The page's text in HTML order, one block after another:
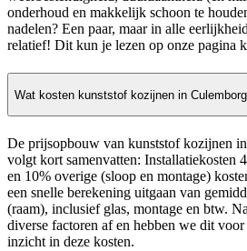
onderhoud en makkelijk schoon te
nadelen? Een paar, maar in alle
relatief! Dit kun je lezen op onze pagina
Wat kosten kunststof kozijnen in
De prijsopbouw van kunststof kozijnen
volgt kort samenvatten: Installatiekosten
en 10% overige (sloop en montage)
een snelle berekening uitgaan van
(raam), inclusief glas, montage en btw.
diverse factoren af en hebben we dit
inzicht in deze kosten.